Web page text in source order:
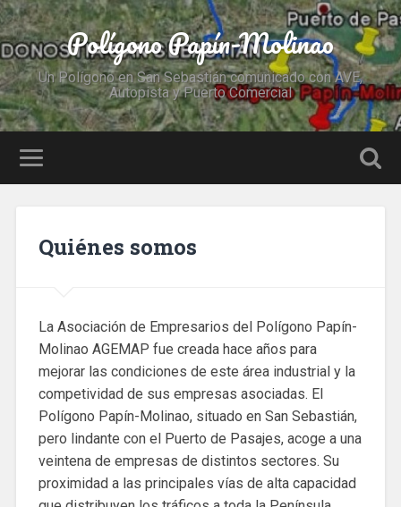
Polígono Papín-Molinao
Un Polígono en San Sebastián comunicado con AVE,
Autopista y Puerto Comercial
Quiénes somos
La Asociación de Empresarios del Polígono Papín-
Molinao AGEMAP fue creada hace años para
mejorar las condiciones de este área industrial y la
competividad de sus empresas asociadas. El
Polígono Papín-Molinao, situado en San Sebastián,
pero lindante con el Puerto de Pasajes, acoge a una
veintena de empresas de distintos sectores. Su
proximidad a las principales vías de alta capacidad